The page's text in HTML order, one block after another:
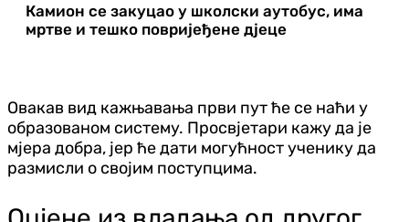
Камион се закуцао у школски аутобус, има
мртве и тешко повријеђене дјеце
Овакав вид кажњавања први пут ће се наћи у
образованом систему. Просвјетари кажу да је
мјера добра, јер ће дати могућност ученику да
размисли о својим поступцима.